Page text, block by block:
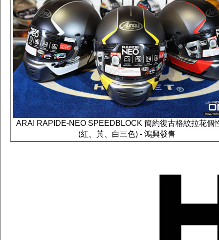
ARAI RAPIDE-NEO SPEEDBLOCK 簡約復古格紋拉花個
(紅、黃、白三色) - 鴻興發售